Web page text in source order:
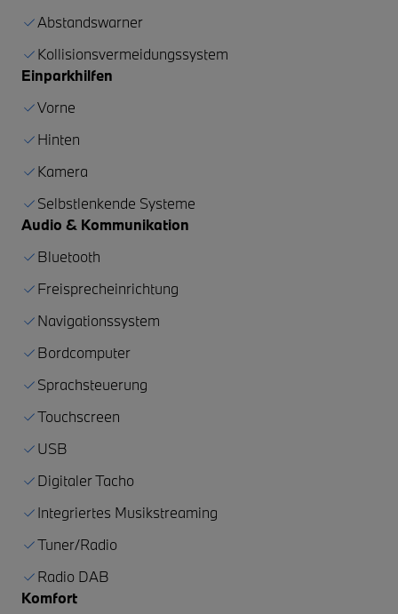
Abstandswarner
Kollisionsvermeidungssystem
Einparkhilfen
Vorne
Hinten
Kamera
Selbstlenkende Systeme
Audio & Kommunikation
Bluetooth
Freisprecheinrichtung
Navigationssystem
Bordcomputer
Sprachsteuerung
Touchscreen
USB
Digitaler Tacho
Integriertes Musikstreaming
Tuner/Radio
Radio DAB
Komfort